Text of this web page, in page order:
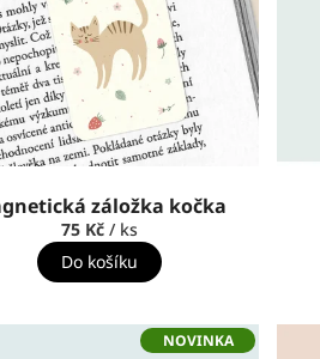
záložka kočka
75 Kč/ ks
Do košíku
NOVINKA